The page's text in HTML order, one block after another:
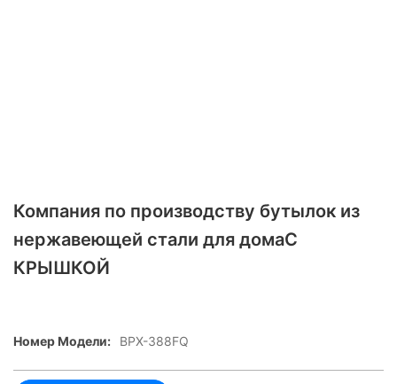
Компания по производству бутылок из
нержавеющей стали для домаС
КРЫШКОЙ
Номер Модели: BPX-388FQ